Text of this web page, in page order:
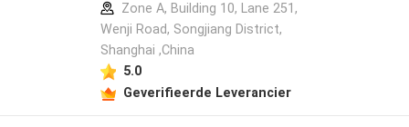
Zone A, Building 10, Lane 251,
Wenji Road, Songjiang District,
Shanghai ,China
5.0
Geverifieerde Leverancier